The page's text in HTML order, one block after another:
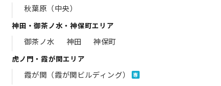
秋葉原（中央）
神田・御茶ノ水・神保町エリア
御茶ノ水 神田 神保町
虎ノ門・霞が関エリア
霞が関（霞が関ビルディング） 専